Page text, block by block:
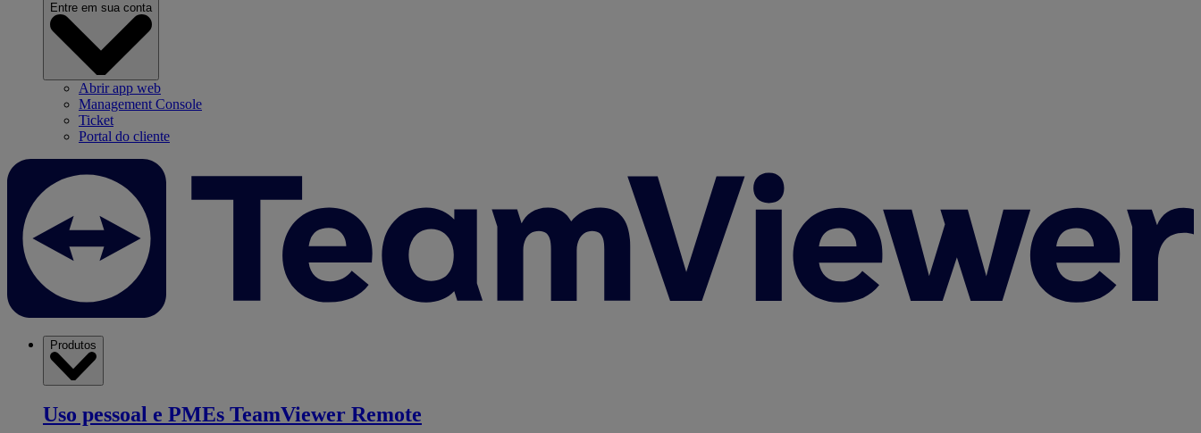
Entre em sua conta
Abrir app web
Management Console
Ticket
Portal do cliente
Produtos
Uso pessoal e PMEs TeamViewer Remote